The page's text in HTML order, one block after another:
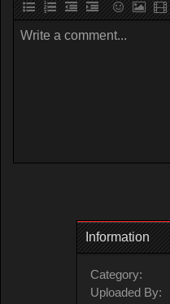
Write a comment...
Information
Category:
Uploaded By: